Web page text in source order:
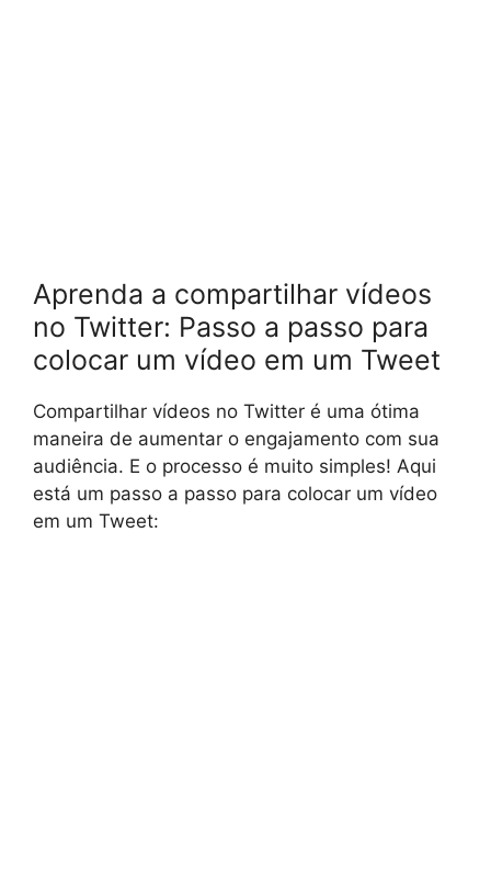
Aprenda a compartilhar vídeos
no Twitter: Passo a passo para
colocar um vídeo em um Tweet
Compartilhar vídeos no Twitter é uma ótima
maneira de aumentar o engajamento com sua
audiência. E o processo é muito simples! Aqui
está um passo a passo para colocar um vídeo
em um Tweet: